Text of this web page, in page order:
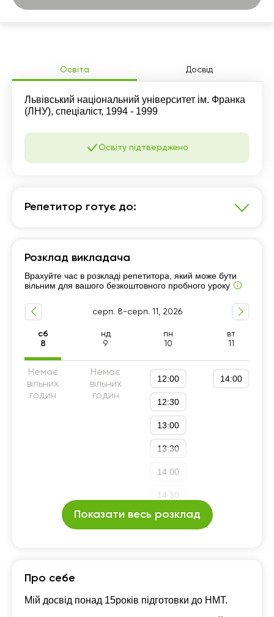
Освіта Досвід
Львівський національний університет ім. Франка
(ЛНУ), спеціаліст, 1994 - 1999
Освіту підтверджено
Репетитор готує до:
7 - 9-й класи Підготовка до НМТ (ЗНО)
Підготовка до ДПА (9 клас) Підготовка до олімпіад
Розклад викладача
Врахуйте час в розкладі репетитора, який може бути
вільним для вашого безкоштовного пробного уроку
серп. 8-серп. 11, 2026
сб
8
нд
9
пн
10
вт
11
Немає
вільних
годин
Немає
вільних
годин
12:00
12:30
13:00
13:30
14:00
14:30
15:00
14:00
Показати весь розклад
Про себе
Мій досвід понад 15років підготовки до НМТ.
15:00